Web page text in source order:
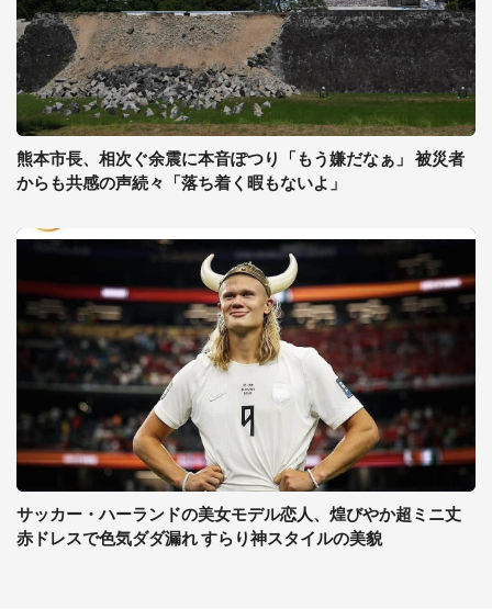
熊本市長、相次ぐ余震に本音ぽつり「もう嫌だなぁ」 被災者
からも共感の声続々「落ち着く暇もないよ」
サッカー・ハーランドの美女モデル恋人、煌びやか超ミニ丈
赤ドレスで色気ダダ漏れ すらり神スタイルの美貌